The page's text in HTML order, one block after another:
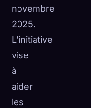
novembre
2025.
L’initiative
vise
à
aider
les